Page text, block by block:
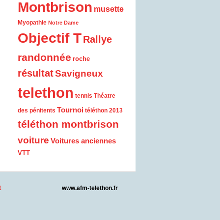
Montbrison musette
Myopathie Notre Dame
Objectif TRallye
randonnée roche
résultatSavigneux
telethon tennis Théatre
des pénitents Tournoi téléthon 2013
téléthon montbrison
voiture Voitures anciennes
VTT
www.afm-telethon.fr